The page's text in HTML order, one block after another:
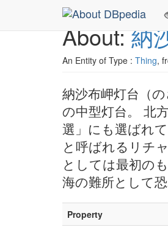
About:納
An Entity of Type : Thing,
納沙布岬灯台（
の中型灯台。 北
選」にも選ばれ
と呼ばれるリチ
としては最初の
海の難所として
Property